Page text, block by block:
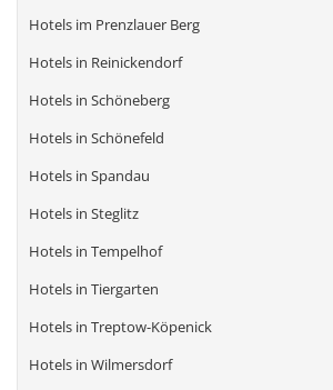
Hotels im Prenzlauer Berg
Hotels in Reinickendorf
Hotels in Schöneberg
Hotels in Schönefeld
Hotels in Spandau
Hotels in Steglitz
Hotels in Tempelhof
Hotels in Tiergarten
Hotels in Treptow-Köpenick
Hotels in Wilmersdorf